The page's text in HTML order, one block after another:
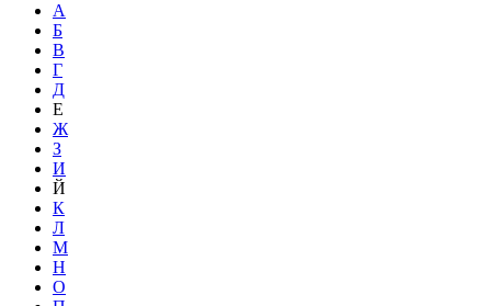
А
Б
В
Г
Д
Е
Ж
З
И
Й
К
Л
М
Н
О